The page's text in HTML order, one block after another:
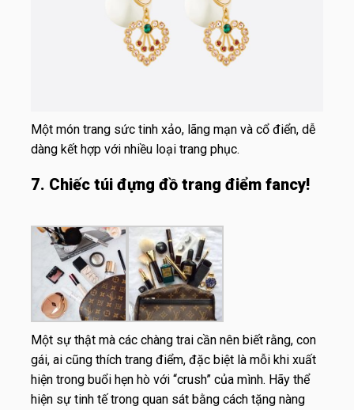
Một món trang sức tinh xảo, lãng mạn và cổ điển, dễ
dàng kết hợp với nhiều loại trang phục.
7. Chiếc túi đựng đồ trang điểm fancy!
Một sự thật mà các chàng trai cần nên biết rằng, con
gái, ai cũng thích trang điểm, đặc biệt là mỗi khi xuất
hiện trong buổi hẹn hò với “crush” của mình. Hãy thể
hiện sự tinh tế trong quan sát bằng cách tặng nàng